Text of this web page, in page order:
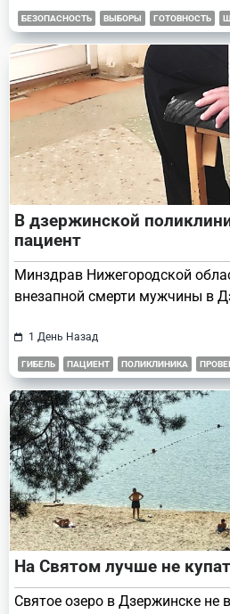
БЕЗОПАСНОСТЬ ВЫБОРЫ ГОТОВНОСТЬ
В дзержинской
пациент
Минздрав Нижегородской
внезапной смерти мужчины в
1 День Назад
ГИБЕЛЬ ПАЦИЕНТ ПОЛИКЛИНИКА
На Святом лучше не
Святое озеро в Дзержинске не